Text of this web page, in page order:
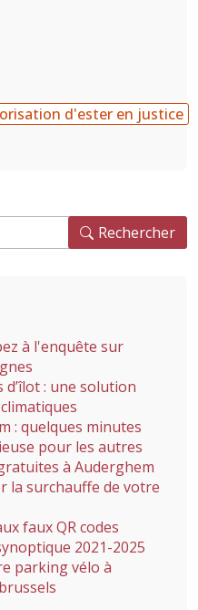
d'ester en justice
Rechercher
à l'enquête sur
: une solution
: quelques minutes
pour les autres
à Auderghem
la surchauffe de votre
faux QR codes
2021-2025
parking vélo à